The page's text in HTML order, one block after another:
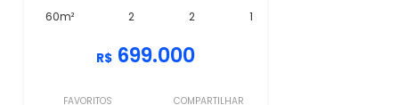
60m² 2 2 1
R$ 699.000
FAVORITOS COMPARTILHAR